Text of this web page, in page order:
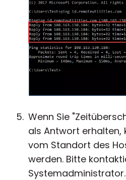
Wenn Sie
als Antwort erhalten,
vom Standort des
werden. Bitte
Systemadministrator.